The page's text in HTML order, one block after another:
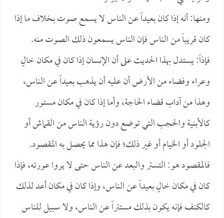
ومنها: أنه إذا كان بعيداً عن الناس لا يسمع صوت بخلاف ما إذا
كان قريباً من الناس فإن الناس يسمعون ذلك الصوت منه.
فإذاً: يستدل بهذا الحديث على أن الإنسان إذا كان في مكان خالٍ
وعراء وفضاء من الأرض أن عليه أن يذهب بعيداً عن الناس،
وهذا من آداب قضاء الحاجة، وأما إذا كان في مكان مستور
كالأبنية والحجب التي توضع دون رؤية الناس من القماش أو
الجلود أو الخيام أو غير ذلك؛ فإن هذا مما يحصل به المقصود.
فالمقصود هو: التستر والبعد عن الناس حتى لا يروا عورته، فإذا
كان في مكان خالٍ بعيداً عن الناس، وإذا كان في مكان أعد لذلك
كالكنف فإنه يكون بذلك مستتراً عن الناس، ولا سبيل للناس